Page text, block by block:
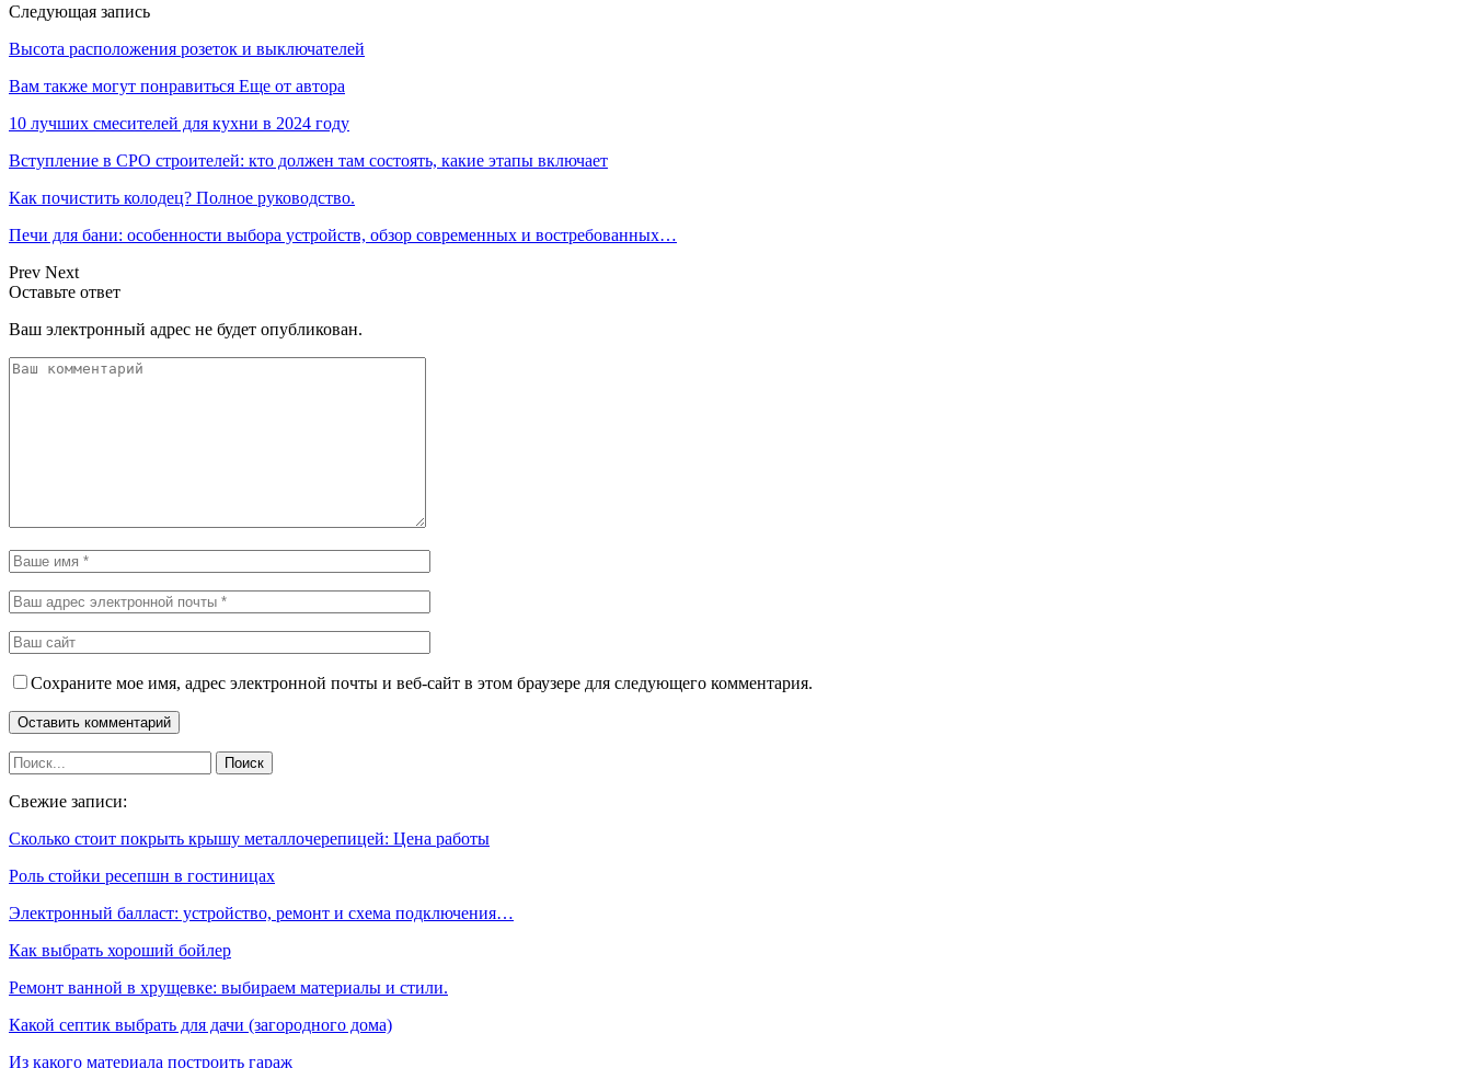
Следующая запись
Высота расположения розеток и выключателей
Вам также могут понравиться Еще от автора
10 лучших смесителей для кухни в 2024 году
Вступление в СРО строителей: кто должен там состоять, какие этапы включает
Как почистить колодец? Полное руководство.
Печи для бани: особенности выбора устройств, обзор современных и востребованных…
Prev Next
Оставьте ответ
Ваш электронный адрес не будет опубликован.
Сохраните мое имя, адрес электронной почты и веб-сайт в этом браузере для следующего комментария.
Свежие записи:
Сколько стоит покрыть крышу металлочерепицей: Цена работы
Роль стойки ресепшн в гостиницах
Электронный балласт: устройство, ремонт и схема подключения…
Как выбрать хороший бойлер
Ремонт ванной в хрущевке: выбираем материалы и стили.
Какой септик выбрать для дачи (загородного дома)
Из какого материала построить гараж